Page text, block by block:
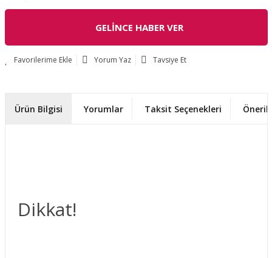
GELİNCE HABER VER
Yorum Yaz Tavsiye Et
Ürün Bilgisi Yorumlar Taksit Seçenekleri
Dikkat!